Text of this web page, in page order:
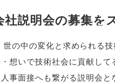
社説明会の募集を
世の中の変化と求められる
想いで技術社会に貢献し
事面接へも繋がる説明会と